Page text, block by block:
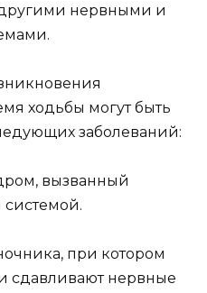
другими нервными и
ходьбы могут быть
заболеваний:
вызванный
при котором
сдавливают нервные